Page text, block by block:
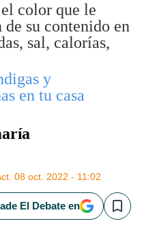
color que le
su contenido en
sal, calorías,
y
en tu casa
08 oct. 2022 - 11:02
El Debate en Save